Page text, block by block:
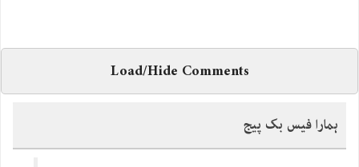
Load/Hide Comments
ہمارا فیس بک پیج